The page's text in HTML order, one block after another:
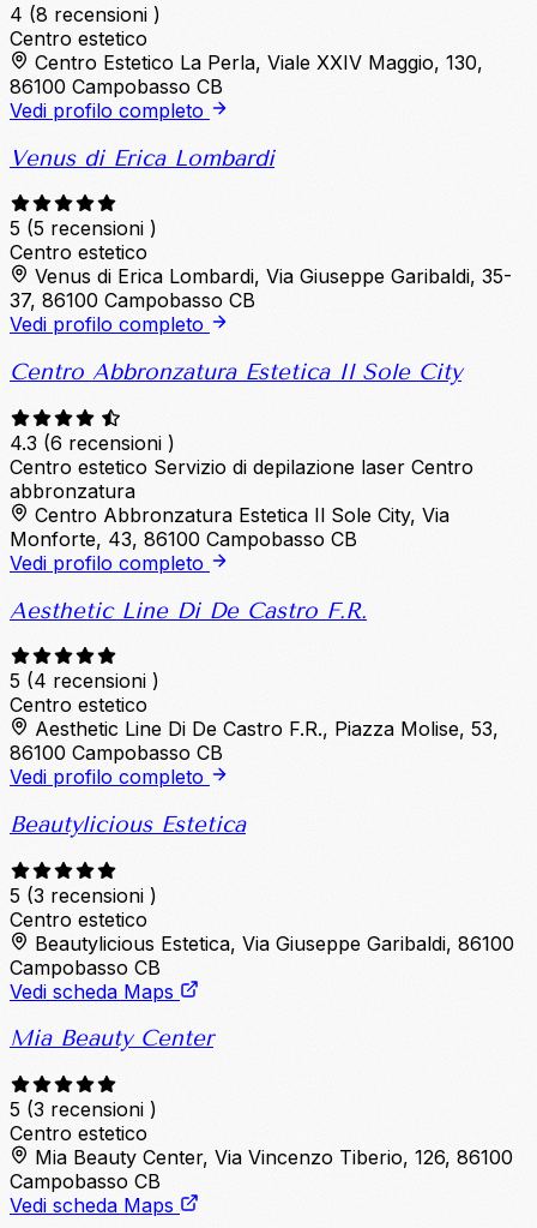
4 (8 recensioni )
Centro estetico
Centro Estetico La Perla, Viale XXIV Maggio, 130,
86100 Campobasso CB
Vedi profilo completo
Venus di Erica Lombardi
5 (5 recensioni )
Centro estetico
Venus di Erica Lombardi, Via Giuseppe Garibaldi, 35-
37, 86100 Campobasso CB
Vedi profilo completo
Centro Abbronzatura Estetica Il Sole City
4.3 (6 recensioni )
Centro estetico Servizio di depilazione laser Centro
abbronzatura
Centro Abbronzatura Estetica Il Sole City, Via
Monforte, 43, 86100 Campobasso CB
Vedi profilo completo
Aesthetic Line Di De Castro F.R.
5 (4 recensioni )
Centro estetico
Aesthetic Line Di De Castro F.R., Piazza Molise, 53,
86100 Campobasso CB
Vedi profilo completo
Beautylicious Estetica
5 (3 recensioni )
Centro estetico
Beautylicious Estetica, Via Giuseppe Garibaldi, 86100
Campobasso CB
Vedi scheda Maps
Mia Beauty Center
5 (3 recensioni )
Centro estetico
Mia Beauty Center, Via Vincenzo Tiberio, 126, 86100
Campobasso CB
Vedi scheda Maps